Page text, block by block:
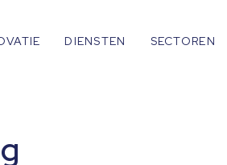
DIENSTEN SECTOREN